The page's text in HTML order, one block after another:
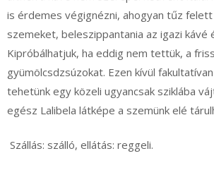
is érdemes végignézni, ahogyan tűz felett
szemeket, beleszippantania az igazi kávé
Kipróbálhatjuk, ha eddig nem tettük, a
gyümölcsdzsúzokat. Ezen kívül
tehetünk egy közeli ugyancsak sziklába
egész Lalibela látképe a szemünk elé
Szállás: szálló, ellátás: reggeli.